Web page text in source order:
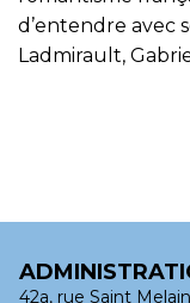
d’entendre avec
Ladmirault,
42a, rue Saint